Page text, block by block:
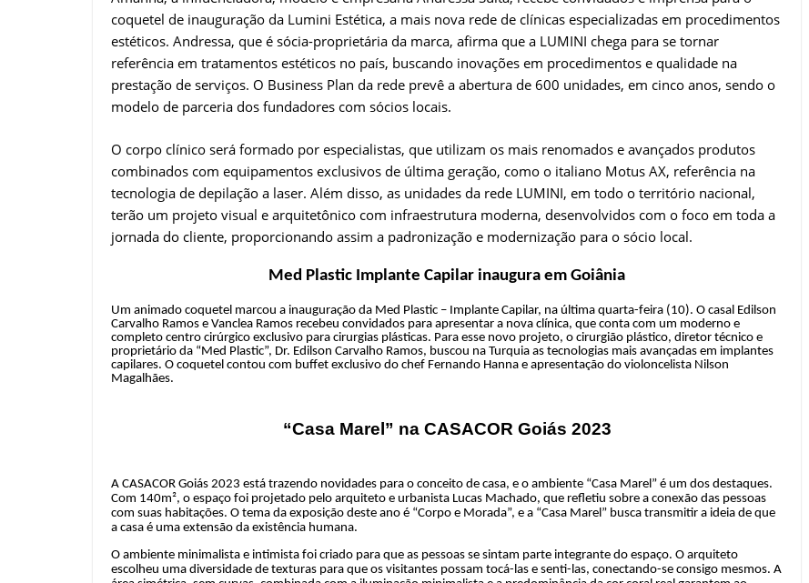
coquetel de inauguração da Lumini Estética, a mais nova rede de clínicas especializadas em procedimentos
estéticos. Andressa, que é sócia-proprietária da marca, afirma que a LUMINI chega para se tornar
referência em tratamentos estéticos no país, buscando inovações em procedimentos e qualidade na
prestação de serviços. O Business Plan da rede prevê a abertura de 600 unidades, em cinco anos, sendo o
modelo de parceria dos fundadores com sócios locais.
O corpo clínico será formado por especialistas, que utilizam os mais renomados e avançados produtos
combinados com equipamentos exclusivos de última geração, como o italiano Motus AX, referência na
tecnologia de depilação a laser. Além disso, as unidades da rede LUMINI, em todo o território nacional,
terão um projeto visual e arquitetônico com infraestrutura moderna, desenvolvidos com o foco em toda a
jornada do cliente, proporcionando assim a padronização e modernização para o sócio local.
Med Plastic Implante Capilar inaugura em Goiânia
Um animado coquetel marcou a inauguração da Med Plastic – Implante Capilar, na última quarta-feira (10). O casal Edilson
Carvalho Ramos e Vanclea Ramos recebeu convidados para apresentar a nova clínica, que conta com um moderno e
completo centro cirúrgico exclusivo para cirurgias plásticas. Para esse novo projeto, o cirurgião plástico, diretor técnico e
proprietário da “Med Plastic”, Dr. Edilson Carvalho Ramos, buscou na Turquia as tecnologias mais avançadas em implantes
capilares. O coquetel contou com buffet exclusivo do chef Fernando Hanna e apresentação do violoncelista Nilson
Magalhães.
“Casa Marel” na CASACOR Goiás 2023
A CASACOR Goiás 2023 está trazendo novidades para o conceito de casa, e o ambiente “Casa Marel” é um dos destaques.
Com 140m², o espaço foi projetado pelo arquiteto e urbanista Lucas Machado, que refletiu sobre a conexão das pessoas
com suas habitações. O tema da exposição deste ano é “Corpo e Morada”, e a “Casa Marel” busca transmitir a ideia de que
a casa é uma extensão da existência humana.
O ambiente minimalista e intimista foi criado para que as pessoas se sintam parte integrante do espaço. O arquiteto
escolheu uma diversidade de texturas para que os visitantes possam tocá-las e senti-las, conectando-se consigo mesmos. A